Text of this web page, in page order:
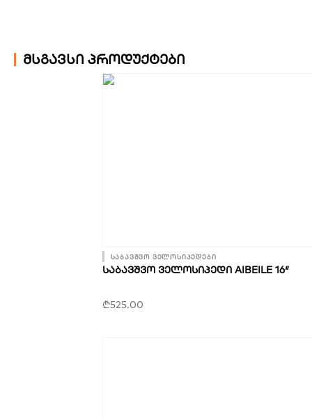
მსგავსი პროდუქტები
საბავშვო ველოსიპედები
ᲡᲐᲑᲐᲕᲨᲕᲝ ᲕᲔᲚᲝᲡᲘᲞᲔᲓᲘ AIBEILE 16″
₾525.00